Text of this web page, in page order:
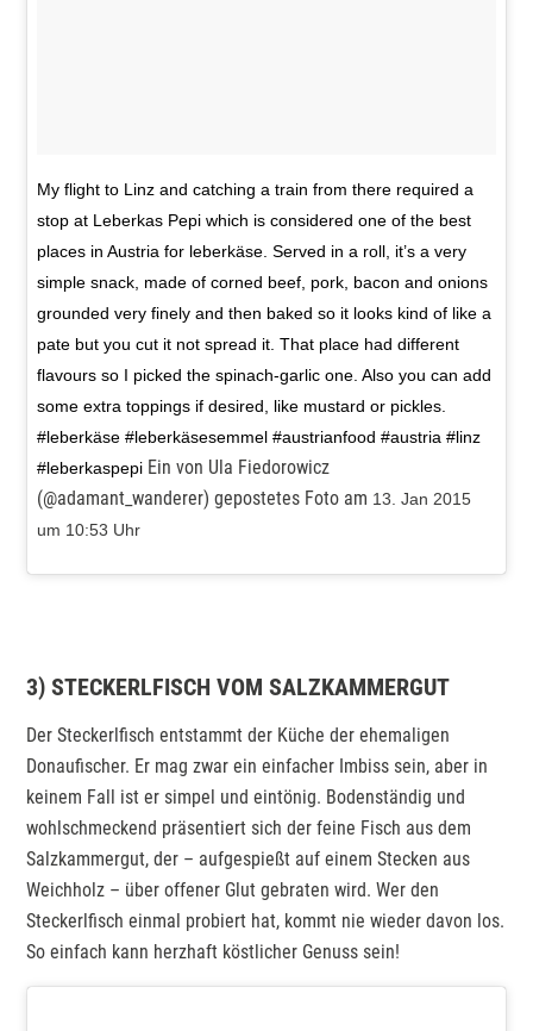
My flight to Linz and catching a train from there required a
stop at Leberkas Pepi which is considered one of the best
places in Austria for leberkäse. Served in a roll, it’s a very
simple snack, made of corned beef, pork, bacon and onions
grounded very finely and then baked so it looks kind of like a
pate but you cut it not spread it. That place had different
flavours so I picked the spinach-garlic one. Also you can add
some extra toppings if desired, like mustard or pickles.
#leberkäse #leberkäsesemmel #austrianfood #austria #linz
#leberkaspepi Ein von Ula Fiedorowicz
(@adamant_wanderer) gepostetes Foto am 13. Jan 2015
um 10:53 Uhr
3) STECKERLFISCH VOM SALZKAMMERGUT
Der Steckerlfisch entstammt der Küche der ehemaligen
Donaufischer. Er mag zwar ein einfacher Imbiss sein, aber in
keinem Fall ist er simpel und eintönig. Bodenständig und
wohlschmeckend präsentiert sich der feine Fisch aus dem
Salzkammergut, der – aufgespießt auf einem Stecken aus
Weichholz – über offener Glut gebraten wird. Wer den
Steckerlfisch einmal probiert hat, kommt nie wieder davon los.
So einfach kann herzhaft köstlicher Genuss sein!